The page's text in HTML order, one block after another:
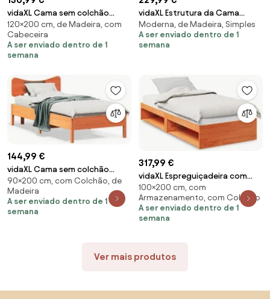
vidaXL Cama sem colchão
120x200 cm madeira pinho
maciça castanho-mel
120×200 cm, de Madeira, com
Cabeceira
A ser enviado dentro de 1
semana
vidaXL Estrutura da Cama
Marrom Cera 90 x 200 cm
Moderna, de Madeira, Simples
A ser enviado dentro de 1
semana
144,99 €
vidaXL Cama sem colchão
90x200 cm pinho maciço
castanho-mel
90×200 cm, com Colchão, de
Madeira
A ser enviado dentro de 1
semana
317,99 €
vidaXL Espreguiçadeira com
colchão cera 100x200 cm
100×200 cm, com
Armazenamento, com Colchão
A ser enviado dentro de 1
semana
Ver mais produtos